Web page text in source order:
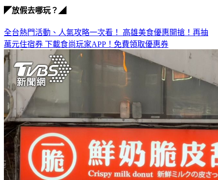
◤放假去哪玩？◢
全台熱門活動、人氣攻略一次看！ 高雄美食優惠開搶！再抽
萬元住宿券 下載食尚玩家APP！免費領取優惠券